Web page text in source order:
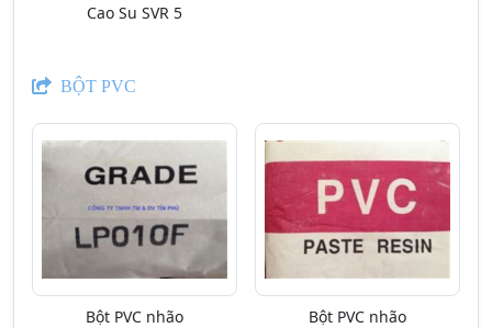
Cao Su SVR 5
BỘT PVC
Bột PVC nhão Bột PVC nhão